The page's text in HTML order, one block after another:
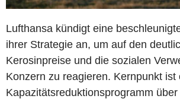
Lufthansa kündigt eine
ihrer Strategie an, um auf den
Kerosinpreise und die sozialen
Konzern zu reagieren. Kernpunkt ist
Kapazitätsreduktionsprogramm